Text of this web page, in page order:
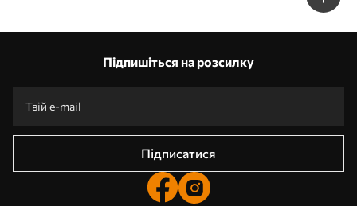
Підпишіться на розсилку
Підписатися